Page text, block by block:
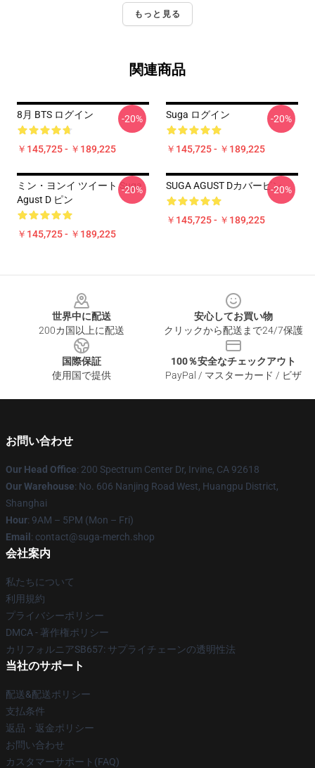
もっと見る
関連商品
8月 BTS ログイン
￥145,725 - ￥189,225
-20% Suga ログイン
￥145,725 - ￥189,225
-20%
ミン・ヨンイ ツイート Suga
Agust D ピン
￥145,725 - ￥189,225
-20% SUGA AGUST Dカバーピン
￥145,725 - ￥189,225
-20%
世界中に配送
200カ国以上に配送
安心してお買い物
クリックから配送まで24/7保護
国際保証
使用国で提供
100％安全なチェックアウト
PayPal / マスターカード / ビザ
お問い合わせ
Our Head Office: 200 Spectrum Center Dr, Irvine, CA 92618
Our Warehouse: No. 606 Nanjing Road West, Huangpu District,
Shanghai
Hour: 9AM – 5PM (Mon – Fri)
Email : contact@suga-merch.shop
会社案内
私たちについて
利用規約
プライバシーポリシー
DMCA - 著作権ポリシー
カリフォルニアSB657: サプライチェーンの透明性法
当社のサポート
配送&配送ポリシー
支払条件
返品・返金ポリシー
お問い合わせ
カスタマーサポート(FAQ)